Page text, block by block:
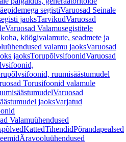
segistiVaruosad Seinale
jaoksTarvikudVaruosad
Varuosad Valamusegistitele
köögivalamute, seadmete ja
valamu jaoksVaruosad
jaoksTorupõlvsifoonidVaruosad
ruumisäästumudel
Torusifoonid valamule
Varuosad
jaoksVarjatud
Valamuühendused
KattedTihendidPõrandapealsed
Äravooluühendused